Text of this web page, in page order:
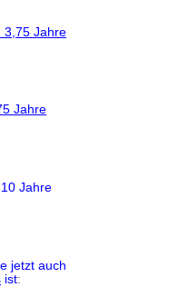
3,75 Jahre
Jahre
Jahre
jetzt auch
ist: